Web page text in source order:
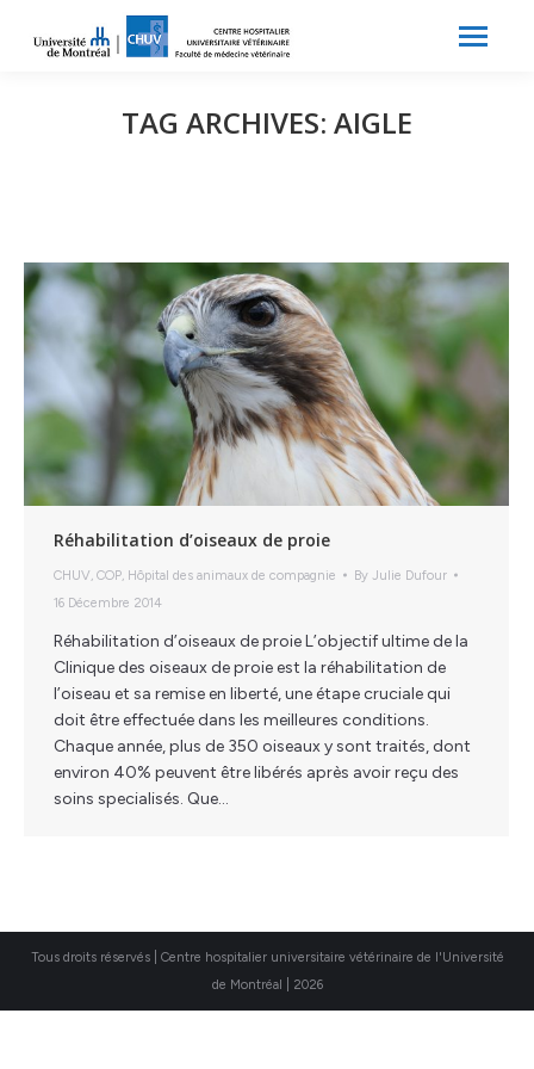
TAG ARCHIVES: AIGLE
Réhabilitation d’oiseaux de proie
CHUV COP Hôpital des animaux de compagnie By Julie Dufour
16 Décembre 2014
Réhabilitation d’oiseaux de proie L’objectif ultime de la
Clinique des oiseaux de proie est la réhabilitation de
l’oiseau et sa remise en liberté, une étape cruciale qui
doit être effectuée dans les meilleures conditions.
Chaque année, plus de 350 oiseaux y sont traités, dont
environ 40% peuvent être libérés après avoir reçu des
soins specialisés. Que…
Tous droits réservés | Centre hospitalier universitaire vétérinaire de l'Université
de Montréal | 2026